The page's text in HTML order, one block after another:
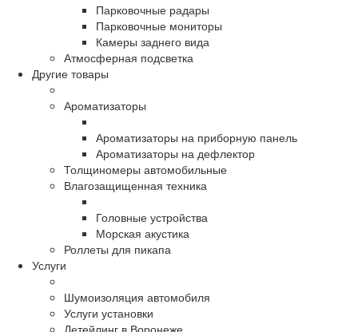
Парковочные радары
Парковочные мониторы
Камеры заднего вида
Атмосферная подсветка
Другие товары
Ароматизаторы
Ароматизаторы на приборную панель
Ароматизаторы на дефлектор
Толщиномеры автомобильные
Влагозащищенная техника
Головные устройства
Морская акустика
Роллеты для пикапа
Услуги
Шумоизоляция автомобиля
Услуги установки
Детейлинг в Воронеже